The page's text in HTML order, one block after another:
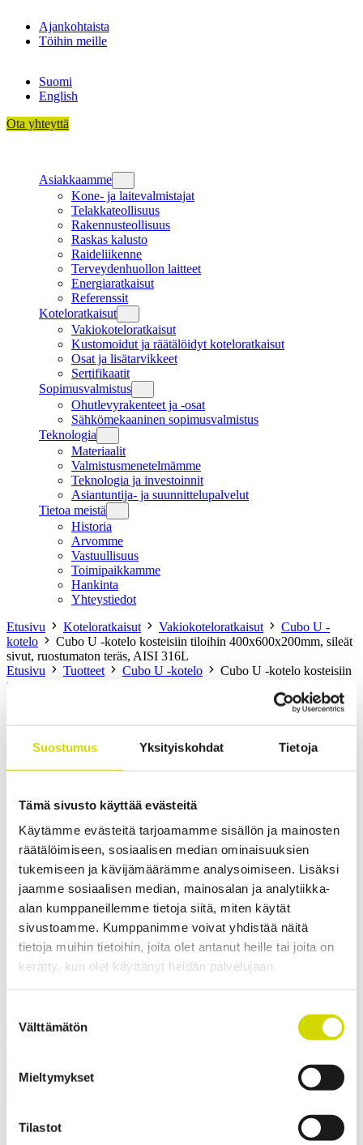
Suostumus Yksityiskohdat Tietoja
Tämä sivusto käyttää evästeitä
Käytämme evästeitä tarjoamamme sisällön ja mainosten
räätälöimiseen, sosiaalisen median ominaisuuksien
tukemiseen ja kävijämäärämme analysoimiseen. Lisäksi
jaamme sosiaalisen median, mainosalan ja analytiikka-
alan kumppaneillemme tietoja siitä, miten käytät
sivustoamme. Kumppanimme voivat yhdistää näitä
tietoja muihin tietoihin, joita olet antanut heille tai joita on
kerätty, kun olet käyttänyt heidän palvelujaan.
valinta
Välttämätön
Mieltymykset
Tilastot
sisältöönAjankohtaista
Töihin meille
Suomi
English
Ota yhteyttä
Asiakkaamme
Kone- ja laitevalmistajat
Telakkateollisuus
Rakennusteollisuus
Raskas kalusto
Raideliikenne
Terveydenhuollon laitteet
Energiaratkaisut
Referenssit
Koteloratkaisut
Vakiokoteloratkaisut
Kustomoidut ja räätälöidyt koteloratkaisut
Osat ja lisätarvikkeet
Sertifikaatit
Sopimusvalmistus
Ohutlevyrakenteet ja -osat
Sähkömekaaninen sopimusvalmistus
Teknologia
Materiaalit
Valmistusmenetelmämme
Teknologia ja investoinnit
Asiantuntija- ja suunnittelupalvelut
Tietoa meistä
Historia
Arvomme
Vastuullisuus
Toimipaikkamme
Hankinta
Yhteystiedot
Etusivu
Koteloratkaisut Vakiokoteloratkaisut
Cubo U -
kotelo
Cubo U -kotelo kosteisiin tiloihin 400x600x200mm, sileät
sivut, ruostumaton teräs, AISI 316L
Etusivu
Tuotteet Cubo U -kotelo
Cubo U -kotelo kosteisiin
tiloihin 400x600x200mm, sileät sivut, ruostumaton teräs, AISI 316L
Cubo U -kotelo kosteisiin
sivut, ruostumaton teräs, AISI
316L
Yhteensopivuus:Cubo U
Tuotekoodi:
Casemet Cubo U -kotelo on hyvä valinta vaativiin olosuhteisiin. Ne
ovat pölytiiviitä, kestävät upotuksen ja niillä on korkea
lämmönkesto. Kaikissa koteloissa on korkealaatuinen saumaton
silikonitiiviste. Ne voidaan lukita ruuvi- tai salpalukituksella.
Saranallisen version ovi aukeaa 210 astetta. Pohja- ja kansiosassa on
Mitat ja paino
Materiaalitiedot
Standardit
Korkeus